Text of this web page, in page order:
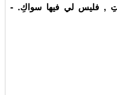
, فليس لي فيها سواكِ. -